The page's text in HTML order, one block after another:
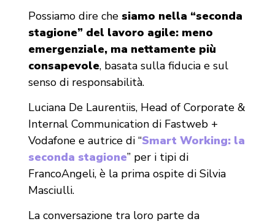
Possiamo dire che siamo nella “seconda
stagione” del lavoro agile: meno
emergenziale, ma nettamente più
consapevole, basata sulla fiducia e sul
senso di responsabilità.
Luciana De Laurentiis, Head of Corporate &
Internal Communication di Fastweb +
Vodafone e autrice di “Smart Working: la
seconda stagione” per i tipi di
FrancoAngeli, è la prima ospite di Silvia
Masciulli.
La conversazione tra loro parte da